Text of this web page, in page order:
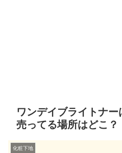
ワンデイブライトナー
売ってる場所はどこ？
化粧下地